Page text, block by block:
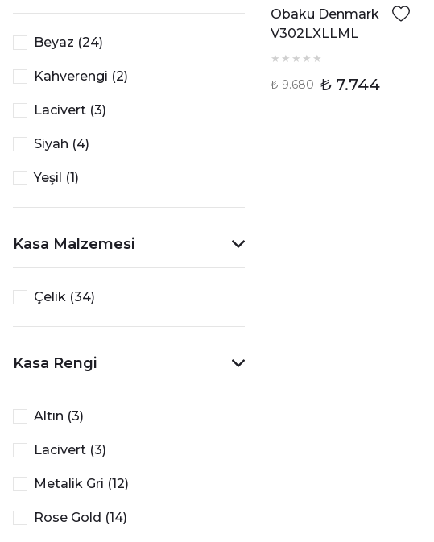
Beyaz (24)
Kahverengi (2)
Lacivert (3)
Siyah (4)
Yeşil (1)
Kasa Malzemesi
Çelik (34)
Kasa Rengi
Altın (3)
Lacivert (3)
Metalik Gri (12)
Rose Gold (14)
Obaku Denmark
V302LXLLML
Kadın Kol Saati
₺ 9.680 ₺ 7.744